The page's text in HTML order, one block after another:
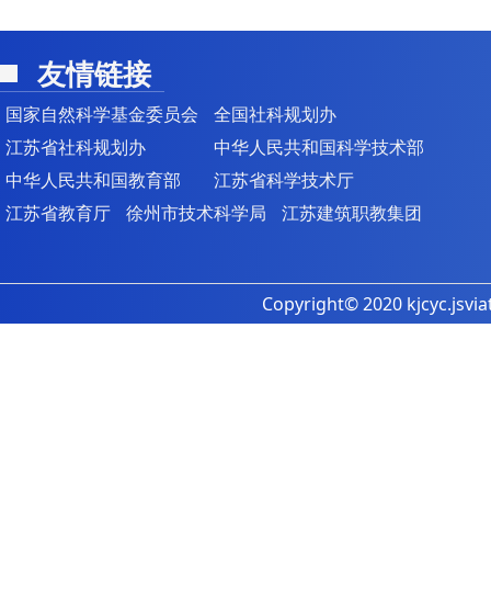
友情链接
国家自然科学基金委员会
全国社科规划办
江苏省社科规划办
中华人民共和国科学技术部
中华人民共和国教育部
江苏省科学技术厅
江苏省教育厅
徐州市技术科学局 江苏建筑职教集团
Copyright© 2020